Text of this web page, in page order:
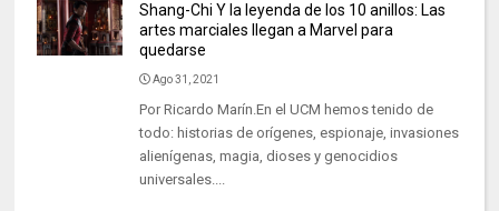
Shang-Chi Y la leyenda de los 10 anillos: Las
artes marciales llegan a Marvel para
quedarse
Ago 31, 2021
Por Ricardo Marín.En el UCM hemos tenido de
todo: historias de orígenes, espionaje, invasiones
alienígenas, magia, dioses y genocidios
universales....